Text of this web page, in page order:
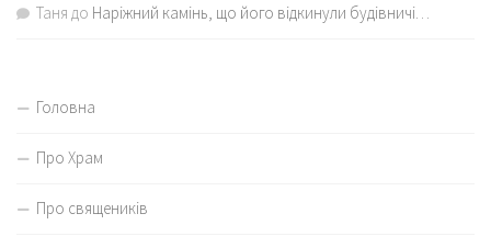
Таня до Наріжний камінь, що його відкинули будівничі…
Головна
Про Храм
Про священиків